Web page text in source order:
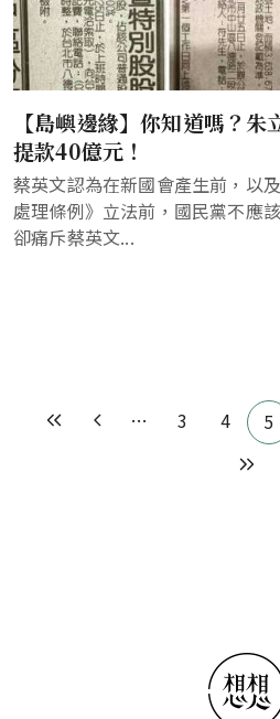
【島嶼邊緣】你知道嗎？
提款40億元！
蔡英文認為在新國會產生前，以
處理條例》立法前，國民黨不應
卻痛斥蔡英文...
Pagination… 3 4 5